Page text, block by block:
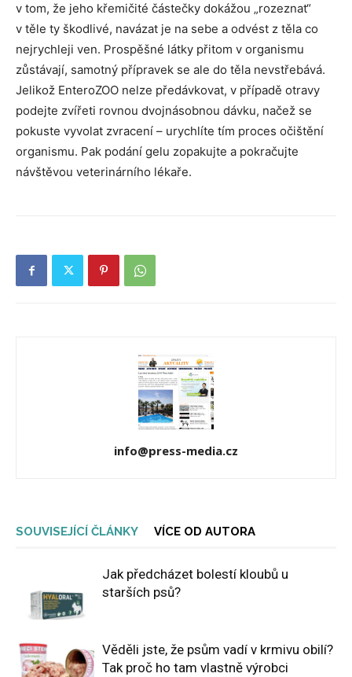
v tom, že jeho křemičité částečky dokážou „rozeznat“
v těle ty škodlivé, navázat je na sebe a odvést z těla co
nejrychleji ven. Prospěšné látky přitom v organismu
zůstávají, samotný přípravek se ale do těla nevstřebává.
Jelikož EnteroZOO nelze předávkovat, v případě otravy
podejte zvířeti rovnou dvojnásobnou dávku, načež se
pokuste vyvolat zvracení – urychlíte tím proces očištění
organismu. Pak podání gelu zopakujte a pokračujte
návštěvou veterinárního lékaře.
info@press-media.cz
SOUVISEJÍCÍ ČLÁNKY VÍCE OD AUTORA
Jak předcházet bolestí kloubů u
starších psů?
Věděli jste, že psům vadí v krmivu obilí?
Tak proč ho tam vlastně výrobci